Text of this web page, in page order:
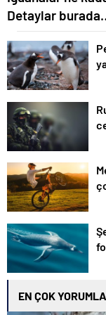
Detaylar
EN ÇOK